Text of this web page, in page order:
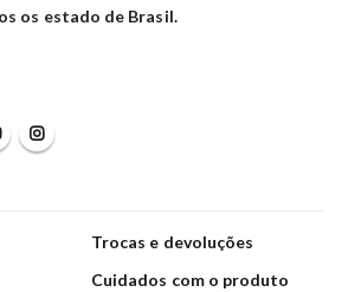
os estado de Brasil.
Trocas e devoluções
Cuidados com o produto